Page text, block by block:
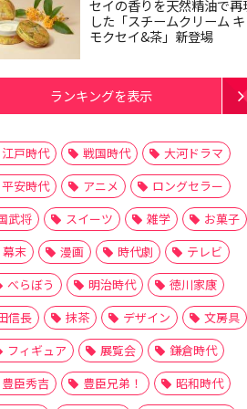
セイの香りを天然精油で再
した「スチームクリーム
モクセイ&茶」新登場
ランキングを表示
江戸時代 戦国時代
大河ドラマ
平安時代
アニメ
ロングセラー
武将
スイーツ 雑学
お菓子
幕末
漫画 時代劇
テレビ
べらぼう
明治時代
徳川家康
信長
抹茶 デザイン
文房具
フィギュア
展覧会
鎌倉時代
豊臣秀吉
豊臣兄弟！
昭和時代